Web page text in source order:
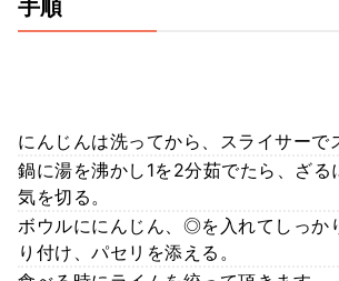
手順
にんじんは洗ってから、スライサーで
鍋に湯を沸かし1を2分茹でたら、ざる
気を切る。
ボウルににんじん、◎を入れてしっか
り付け、パセリを添える。